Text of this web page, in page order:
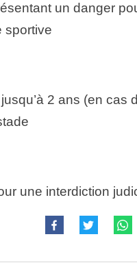
un danger
sportive
2 ans (en cas
une interdiction